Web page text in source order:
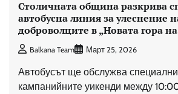
Столичната община разкрива
автобусна линия за улеснение
доброволците в „Новата гора
Balkana Team Март 25, 2026
Автобусът ще обслужва
кампанийните уикенди между